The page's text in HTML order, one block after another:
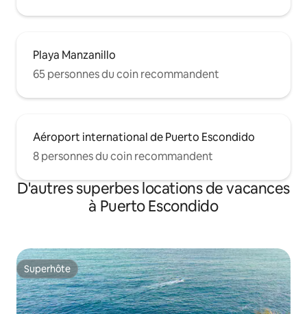
Playa Manzanillo
65 personnes du coin recommandent
Aéroport international de Puerto Escondido
8 personnes du coin recommandent
D'autres superbes locations de vacances
à Puerto Escondido
Superhôte
Superhôte